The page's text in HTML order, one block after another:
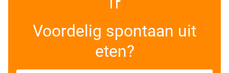
Voordelig spontaan uit
eten?